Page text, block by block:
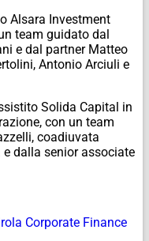
Alsara Investment
team guidato dal
e dal partner Matteo
Antonio Arciuli e
Solida Capital in
con un team
coadiuvata
dalla senior associate
Corporate Finance